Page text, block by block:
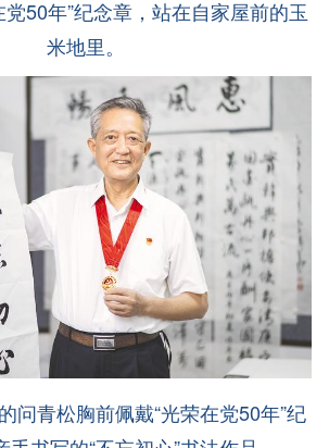
50年”纪念章，站在自家屋前的玉
米地里。
问青松胸前佩戴“光荣在党50年”纪